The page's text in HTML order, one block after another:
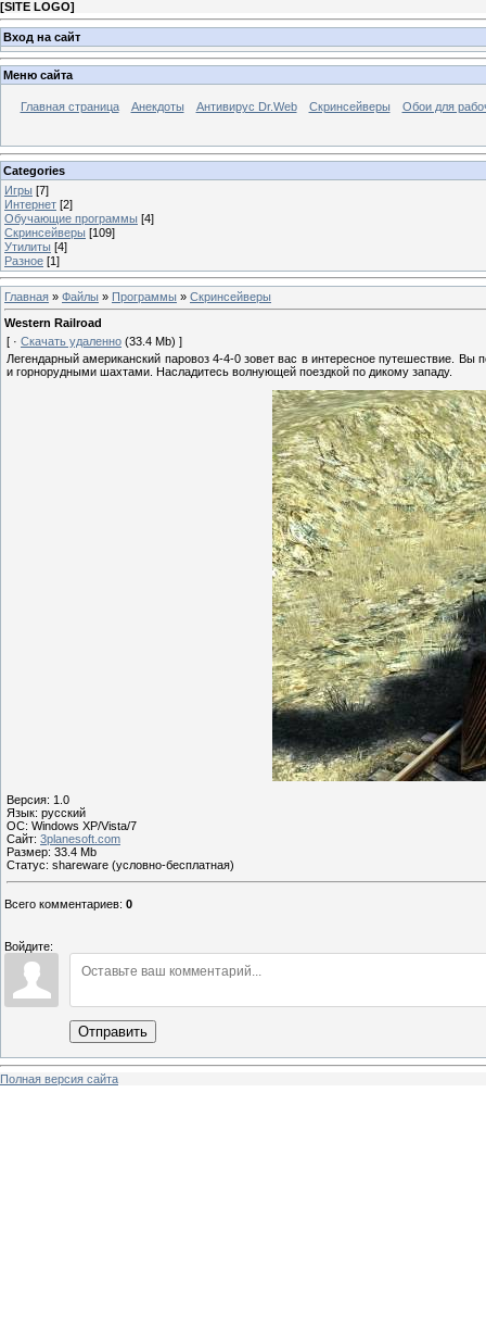
[SITE LOGO]
Вход на сайт
Меню сайта
Главная страница Анекдоты Антивирус Dr.Web Скринсейверы Обои для
Categories
Игры [7]
Интернет [2]
Обучающие программы [4]
Скринсейверы [109]
Утилиты [4]
Разное [1]
Главная » Файлы » Программы » Скринсейверы
Western Railroad
[ · Скачать удаленно (33.4 Mb) ]
Легендарный американский паровоз 4-4-0 зовет вас в интересное путешествие.
и горнорудными шахтами. Насладитесь волнующей поездкой по дикому западу.
Версия: 1.0
Язык: русский
OС: Windows XP/Vista/7
Сайт: 3planesoft.com
Размер: 33.4 Mb
Статус: shareware (условно-бесплатная)
Всего комментариев: 0
Войдите:
Отправить
Полная версия сайта